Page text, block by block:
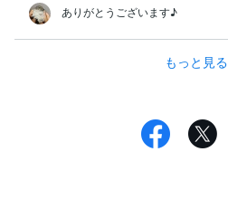
ありがとうございます♪
もっと見る